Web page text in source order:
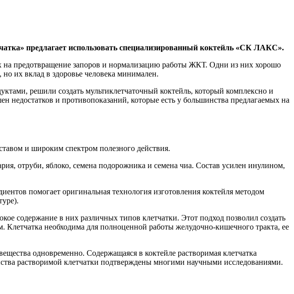
предлагает использовать специализированный коктейль «СК ЛАКС».
предотвращение запоров и нормализацию работы ЖКТ. Одни из них хорошо
их вклад в здоровье человека минимален.
решили создать мультиклетчаточный коктейль, который комплексно и
недостатков и противопоказаний, которые есть у большинства предлагаемых на
и широким спектром полезного действия.
отруби, яблоко, семена подорожника и семена чиа. Состав усилен инулином,
помогает оригинальная технология изготовления коктейля методом
содержание в них различных типов клетчатки. Этот подход позволил создать
необходима для полноценной работы желудочно-кишечного тракта, ее
одновременно. Содержащаяся в коктейле растворимая клетчатка
растворимой клетчатки подтверждены многими научными исследованиями.